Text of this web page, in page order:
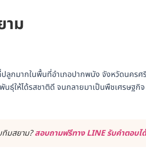
าม
ลูกมากในพื้นที่อำเภอปากพนัง จังหวัดนคร
ธุ์ให้ได้รสชาติดี จนกลายมาเป็นพืชเศรษฐกิ
ทิมสยาม?สอบถามฟรีทาง LINE รับคำตอบ